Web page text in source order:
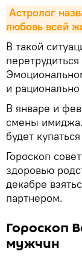
Астролог
любовь всей
В такой
и
В январе и
смены
будет
Гороскоп
здоровью
декабре
партнером.
Гороскоп
мужчин